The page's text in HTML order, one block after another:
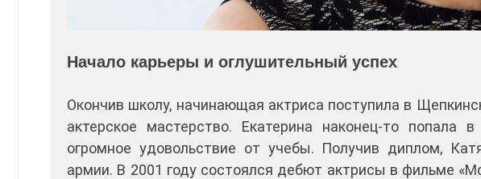
Начало карьеры и оглушительный успех
Окончив школу, начинающая актриса поступила в
актерское мастерство. Екатерина наконец-то
огромное удовольствие от учебы. Получив диплом,
армии. В 2001 году состоялся дебют актрисы в фильме